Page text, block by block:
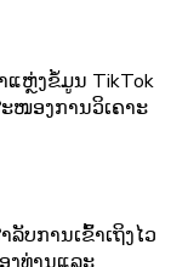
ແຫຼ່ງຂໍ້ມູນ TikTok
ໜອງການວິເຄາະ
ບການເຂົ້າເຖິງໄວ
ງທ່ານແລະ